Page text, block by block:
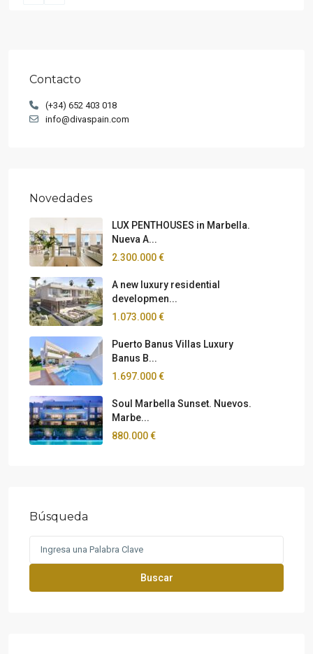
Contacto
(+34) 652 403 018
info@divaspain.com
Novedades
LUX PENTHOUSES in Marbella.
Nueva A...
2.300.000 €
A new luxury residential
developmen...
1.073.000 €
Puerto Banus Villas Luxury
Banus B...
1.697.000 €
Soul Marbella Sunset. Nuevos.
Marbe...
880.000 €
Búsqueda
for:
Buscar